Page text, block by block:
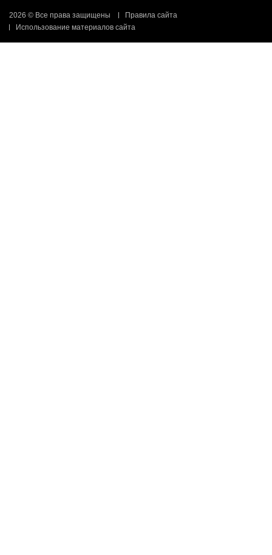
2026 © Все права защищены
Правила сайта
Использование материалов сайта